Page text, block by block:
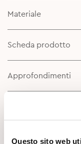
Questo sito web
Materiale
Scheda prodotto
Approfondimenti